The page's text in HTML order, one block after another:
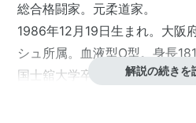
総合格闘家。元柔道家。
1986年12月19日生まれ。大阪
シュ所属。血液型O型。身長
国士舘大学卒業。
解説の続きを